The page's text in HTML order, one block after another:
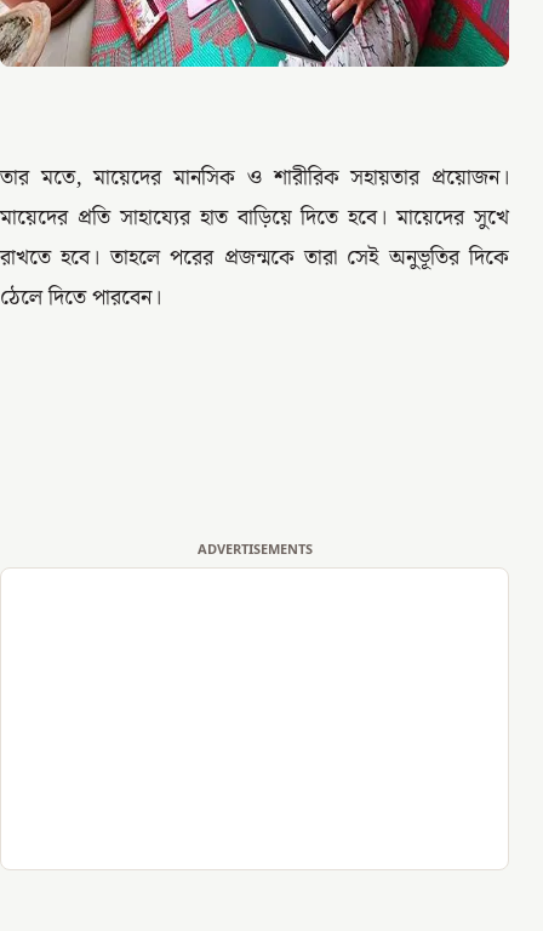
তার মতে, মায়েদের মানসিক ও শারীরিক সহায়তার প্রয়োজন।
মায়েদের প্রতি সাহায্যের হাত বাড়িয়ে দিতে হবে। মায়েদের সুখে
রাখতে হবে। তাহলে পরের প্রজন্মকে তারা সেই অনুভূতির দিকে
ঠেলে দিতে পারবেন।
ADVERTISEMENTS